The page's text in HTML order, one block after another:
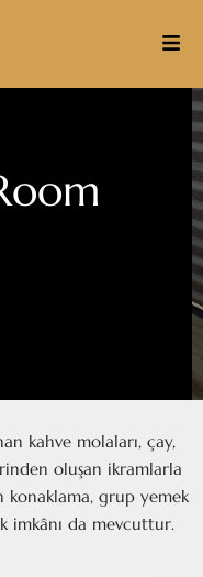
kahve molaları, çay,
oluşan ikramlarla
grup yemek
imkânı da mevcuttur.